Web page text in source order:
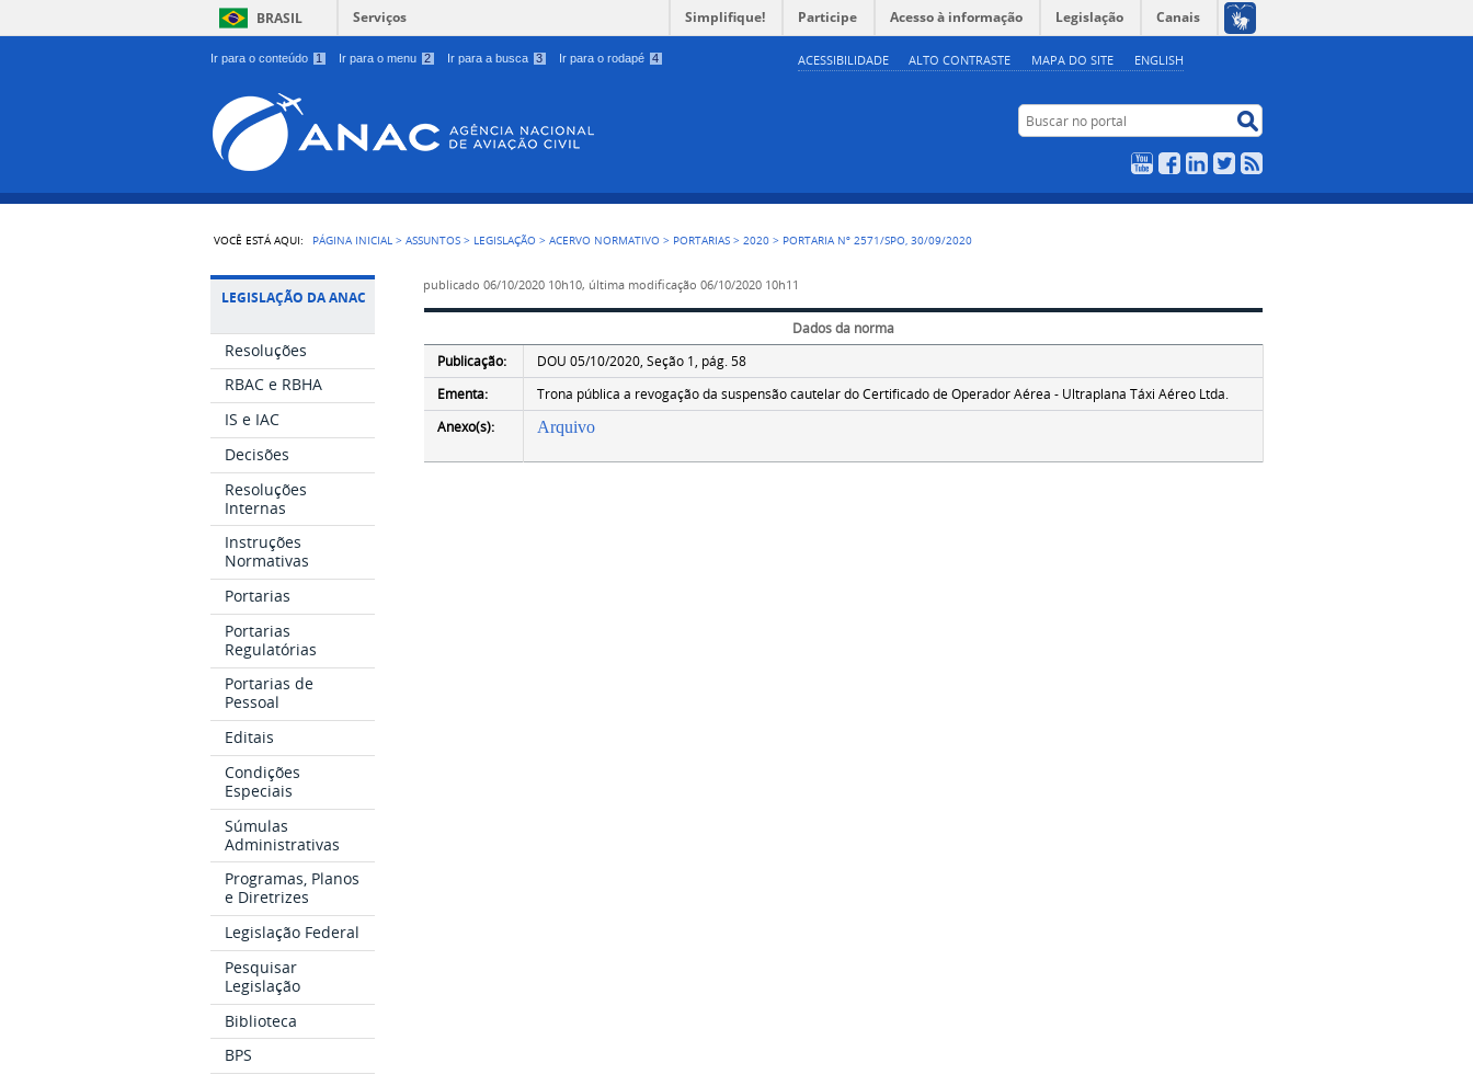
Ir para o conteúdo 1 Ir para o menu 2 Ir para a busca 3 Ir para o rodapé 4 ACESSIBILIDADE ALTO CONTRASTE MAPA DO SITE ENGLISH
BRASIL Serviços Simplifique! Participe Acesso à informação Legislação Canais
Buscar no portal
YouTubeFacebookLinkedIn
Twitter
VOCÊ ESTÁ AQUI: PÁGINA INICIAL >ASSUNTOS > LEGISLAÇÃO >ACERVO NORMATIVO > PORTARIAS >2020 > PORTARIA Nº 2571/SPO, 30/09/2020
LEGISLAÇÃO DA ANAC
Resoluções
RBAC e RBHA
IS e IAC
Decisões
Resoluções
Internas
Instruções
Normativas
Portarias
Portarias
Regulatórias
Portarias de
Pessoal
Editais
Condições
Especiais
Súmulas
Administrativas
Programas, Planos
e Diretrizes
Legislação Federal
Pesquisar
Legislação
Biblioteca
BPS
publicado 06/10/2020 10h10, última modificação 06/10/2020 10h11
Dados da norma
Publicação:
DOU 05/10/2020, Seção 1, pág. 58
Ementa:
Trona pública a revogação da suspensão cautelar do Certificado de Operador Aérea - Ultraplana Táxi Aéreo Ltda.
Anexo(s):
Arquivo